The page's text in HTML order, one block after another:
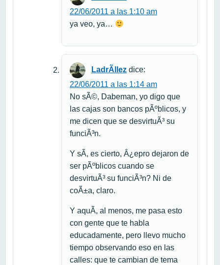
22/06/2011 a las 1:10 am
ya veo, ya…
LadrÃ­llez dice:
22/06/2011 a las 1:14 am
No sÃ©, Dabeman, yo digo que
las cajas son bancos pÃºblicos, y
me dicen que se desvirtuÃ³ su
funciÃ³n.
Y sÃ­, es cierto, Â¿epro dejaron de
ser pÃºblicos cuando se
desvirtuÃ³ su funciÃ³n? Ni de
coÃ±a, claro.
Y aquÃ­, al menos, me pasa esto
con gente que te habla
educadamente, pero llevo mucho
tiempo observando eso en las
calles: que te cambian de tema